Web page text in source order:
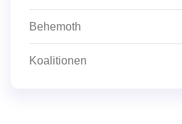
Behemoth
Koalitionen